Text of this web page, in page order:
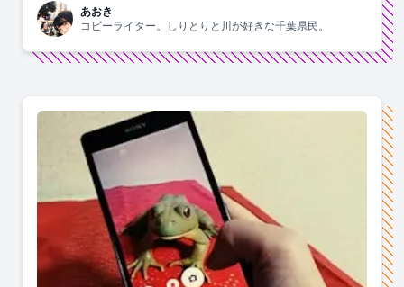
あおき
コピーライター。しりとりと川が好きな千葉県民。